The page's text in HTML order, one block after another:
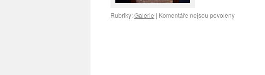
Rubriky:Galerie | Komentáře nejsou povoleny